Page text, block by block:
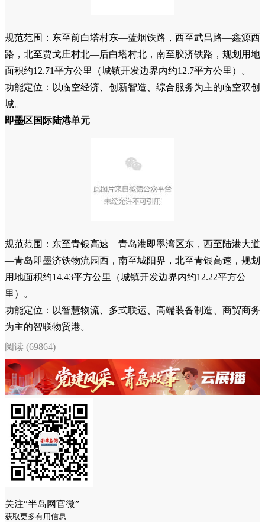
规范范围：东至前白塔村东—蓝烟铁路，西至武昌路—鑫源西
路，北至贾戈庄村北—后白塔村北，南至胶济铁路，规划用地
面积约12.71平方公里（城镇开发边界内约12.7平方公里）。
功能定位：以临空经济、创新智造、综合服务为主的临空双创
城。
即墨区国际陆港单元
规范范围：东至青银高速—青岛港即墨湾区东，西至陆港大道
—青岛即墨济铁物流园西，南至城阳界，北至青银高速，规划
用地面积约14.43平方公里（城镇开发边界内约12.22平方公
里）。
功能定位：以智慧物流、多式联运、高端装备制造、商贸商务
为主的智联物贸港。
阅读 (69864)
关注“半岛网官微”
获取更多有用信息